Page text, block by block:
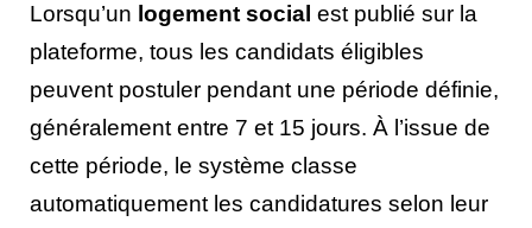
Lorsqu’un logement social est publié sur la
plateforme, tous les candidats éligibles
peuvent postuler pendant une période définie,
généralement entre 7 et 15 jours. À l’issue de
cette période, le système classe
automatiquement les candidatures selon leur